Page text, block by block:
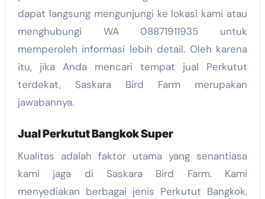
dapat langsung mengunjungi ke lokasi kami atau
menghubungi WA 08871911935 untuk
memperoleh informasi lebih detail. Oleh karena
itu, jika Anda mencari tempat jual Perkutut
terdekat, Saskara Bird Farm merupakan
jawabannya.
Jual Perkutut Bangkok Super
Kualitas adalah faktor utama yang senantiasa
kami jaga di Saskara Bird Farm. Kami
menyediakan berbagai jenis Perkutut Bangkok,